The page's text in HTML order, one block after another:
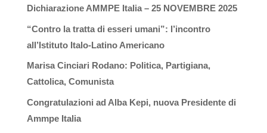
Dichiarazione AMMPE Italia – 25 NOVEMBRE 2025
“Contro la tratta di esseri umani”: l’incontro
all’Istituto Italo-Latino Americano
Marisa Cinciari Rodano: Politica, Partigiana,
Cattolica, Comunista
Congratulazioni ad Alba Kepi, nuova Presidente di
Ammpe Italia